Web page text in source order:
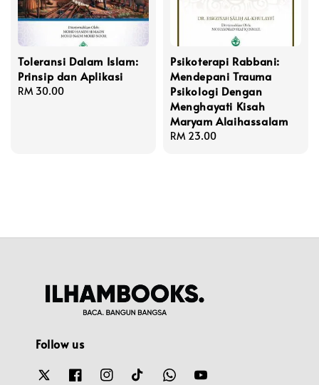
Toleransi Dalam Islam:
Prinsip dan Aplikasi
Regular
RM 30.00
Psikoterapi Rabbani:
Mendepani Trauma
Psikologi Dengan
Menghayati Kisah
Maryam Alaihassalam
Regular
RM 23.00
Follow us